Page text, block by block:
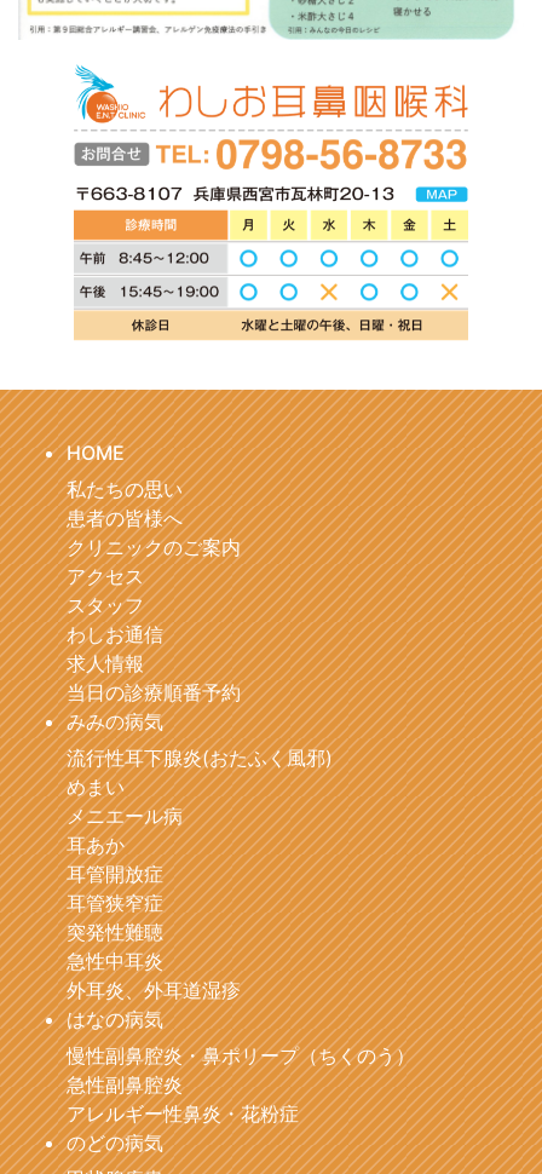
HOME
私たちの思い
患者の皆様へ
クリニックのご案内
アクセス
スタッフ
わしお通信
求人情報
当日の診療順番予約
みみの病気
流行性耳下腺炎(おたふく風邪)
めまい
メニエール病
耳あか
耳管開放症
耳管狭窄症
突発性難聴
急性中耳炎
外耳炎、外耳道湿疹
はなの病気
慢性副鼻腔炎・鼻ポリープ（ちくのう）
急性副鼻腔炎
アレルギー性鼻炎・花粉症
のどの病気